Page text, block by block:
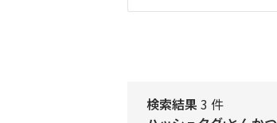
検索結果3 件